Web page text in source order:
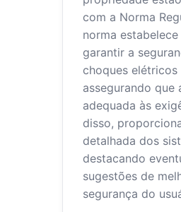
com a Norma
norma
garantir a
choques elétricos
assegurando que
adequada às
disso,
detalhada dos
destacando
sugestões de
segurança do